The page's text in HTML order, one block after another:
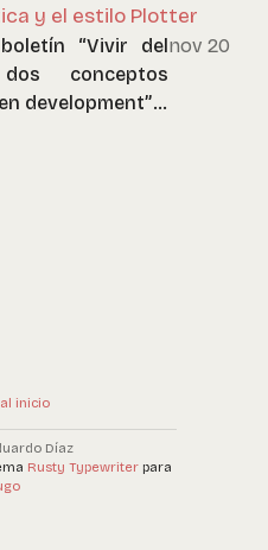
mil millones de dólares.
y el estilo Plotter
nov 20
“Vivir del
conceptos
development” y
inicio
Díaz
Rusty Typewriter para